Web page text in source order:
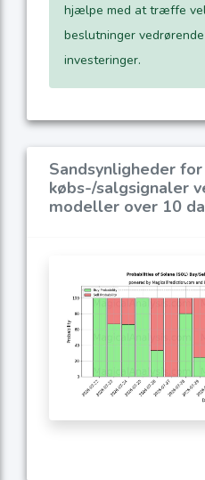
hjælpe med at træffe
beslutninger
investeringer.
Sandsynligheder
købs-/salgsignaler
modeller over 10